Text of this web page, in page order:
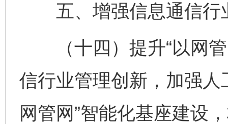
五、增强信息通信行
（十四）提升“以网管
信行业管理创新，加强人
网管网”智能化基座建设